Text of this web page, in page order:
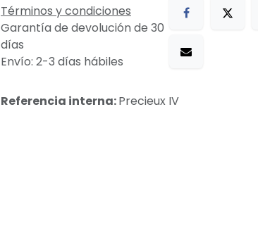
Términos y condiciones
Garantía de devolución de 30
días
Envío: 2-3 días hábiles
Referencia interna:Precieux IV